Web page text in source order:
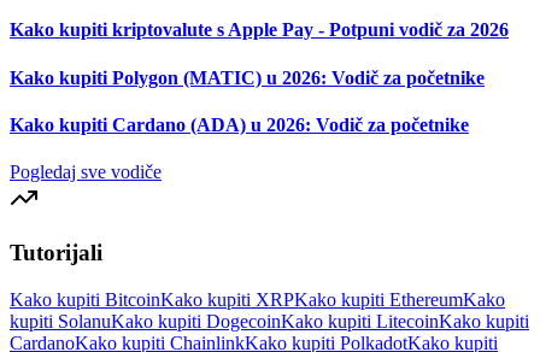
Kako kupiti kriptovalute s Apple Pay - Potpuni vodič za 2026
Kako kupiti Polygon (MATIC) u 2026: Vodič za početnike
Kako kupiti Cardano (ADA) u 2026: Vodič za početnike
Pogledaj sve vodiče
Tutorijali
Kako kupiti BitcoinKako kupiti XRPKako kupiti EthereumKako
kupiti SolanuKako kupiti DogecoinKako kupiti LitecoinKako kupiti
CardanoKako kupiti ChainlinkKako kupiti PolkadotKako kupiti